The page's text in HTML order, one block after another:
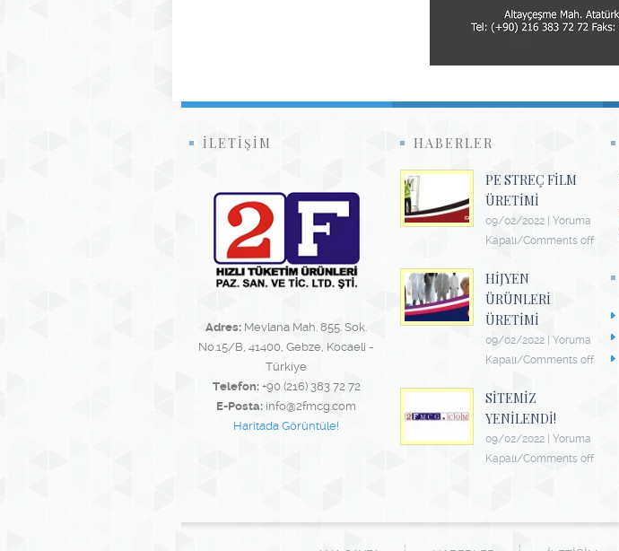
İLETİŞİM
Adres: Mevlana Mah. 855. Sok.
No.15/B, 41400, Gebze, Kocaeli -
Türkiye
Telefon:+90 (216) 383 72 72
E-Posta: info@2fmcg.com
Haritada Görüntüle!
HABERLER
PE STREÇ FILM
ÜRETIMI
09/02/2022 |Yoruma
Kapalı/Comments off
HIJYEN
ÜRÜNLERI
ÜRETIMI
09/02/2022 |Yoruma
Kapalı/Comments off
SITEMIZ
YENILENDI!
09/02/2022 |Yoruma
Kapalı/Comments off